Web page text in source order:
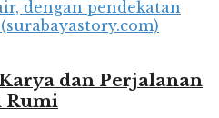
dan Perjalanan
Rumi